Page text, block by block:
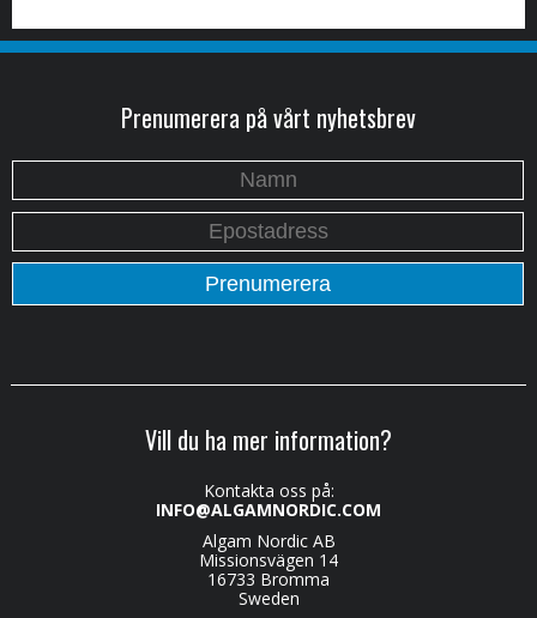
Prenumerera på vårt nyhetsbrev
Vill du ha mer information?
Kontakta oss på:
INFO@ALGAMNORDIC.COM
Algam Nordic AB
Missionsvägen 14
16733 Bromma
Sweden